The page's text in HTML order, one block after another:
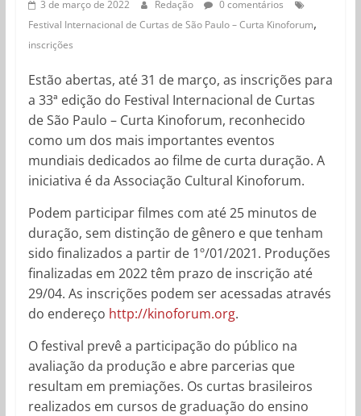
3 de março de 2022 Redação
0 comentários
Festival Internacional de Curtas de São Paulo – Curta Kinoforum,
inscrições
Estão abertas, até 31 de março, as inscrições para
a 33ª edição do Festival Internacional de Curtas
de São Paulo – Curta Kinoforum, reconhecido
como um dos mais importantes eventos
mundiais dedicados ao filme de curta duração. A
iniciativa é da Associação Cultural Kinoforum.
Podem participar filmes com até 25 minutos de
duração, sem distinção de gênero e que tenham
sido finalizados a partir de 1º/01/2021. Produções
finalizadas em 2022 têm prazo de inscrição até
29/04. As inscrições podem ser acessadas através
do endereço http://kinoforum.org.
O festival prevê a participação do público na
avaliação da produção e abre parcerias que
resultam em premiações. Os curtas brasileiros
realizados em cursos de graduação do ensino